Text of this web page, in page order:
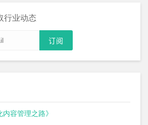
行业动态
容管理之路》